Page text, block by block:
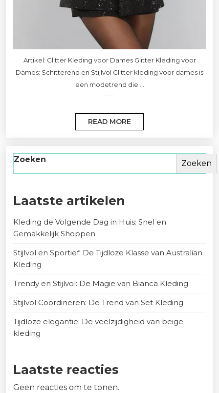
Artikel: Glitter Kleding voor Dames Glitter Kleding voor
Dames: Schitterend en Stijlvol Glitter kleding voor dames is
een modetrend die ...
READ MORE
Zoeken Zoeken
Laatste artikelen
Kleding de Volgende Dag in Huis: Snel en
Gemakkelijk Shoppen
Stijlvol en Sportief: De Tijdloze Klasse van Australian
Kleding
Trendy en Stijlvol: De Magie van Bianca Kleding
Stijlvol Coördineren: De Trend van Set Kleding
Tijdloze elegantie: De veelzijdigheid van beige
kleding
Laatste reacties
Geen reacties om te tonen.